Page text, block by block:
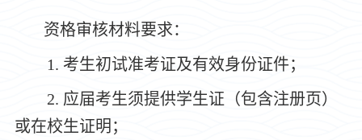
资格审核材料要求：
1. 考生初试准考证及有效身份证件；
2. 应届考生须提供学生证（包含注册页）
或在校生证明；